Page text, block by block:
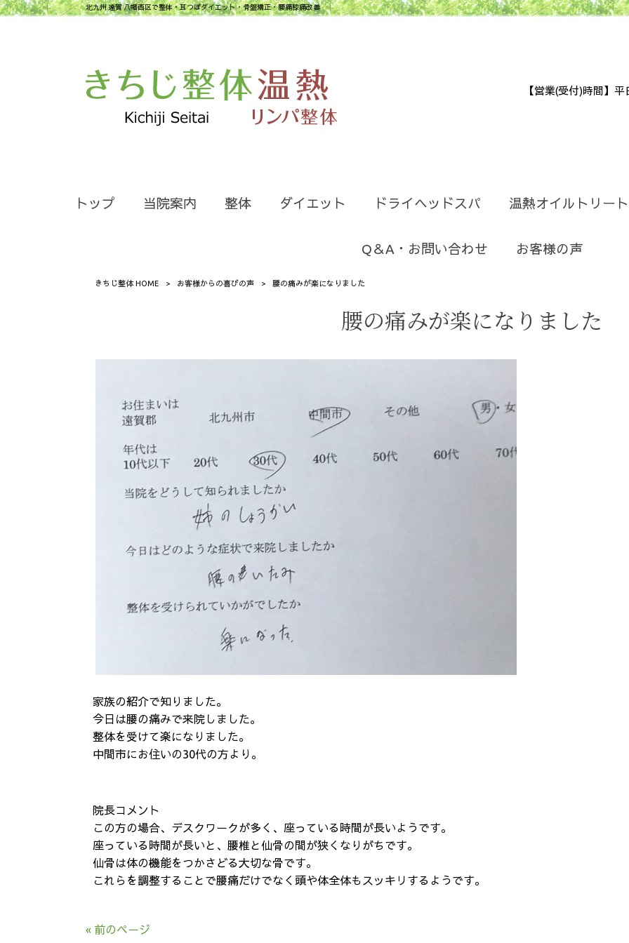
北九州 遠賀 八幡西区で整体・耳つぼダイエット・骨盤矯正・腰痛膝痛改善
【営業(受付)時間】
トップ 当院案内 整体 ダイエット ドライヘッドスパ 温熱オイルトリー
Q＆A・お問い合わせ お客様の声
きちじ整体 HOME > お客様からの喜びの声 > 腰の痛みが楽になりました
腰の痛みが楽になりました
家族の紹介で知りました。
今日は腰の痛みで来院しました。
整体を受けて楽になりました。
中間市にお住いの30代の方より。
院長コメント
この方の場合、デスクワークが多く、座っている時間が長いようです。
座っている時間が長いと、腰椎と仙骨の間が狭くなりがちです。
仙骨は体の機能をつかさどる大切な骨です。
これらを調整することで腰痛だけでなく頭や体全体もスッキリするようです。
« 前のページ